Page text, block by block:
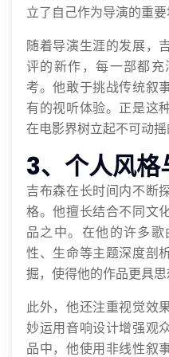
立了自己作为导演的重要
随着导演生涯的发展，
评的新作，每一部都
考。他敢于挑战传统叙
有的视听体验。正是这
在电影界树立起不可动摇
3、个人风
吉布森在长时间内不断
格。他擅长结合不同文
品之中。在他的许多
性、生命等主题深度剖
掘，使得他的作品更具思
此外，他还注重视觉效
妙运用音响设计增强观
品中，他使用非线性叙